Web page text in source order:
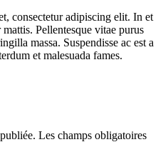
consectetur adipiscing elit. In et
Pellentesque vitae purus
massa. Suspendisse ac est a
et malesuada fames.
Les champs obligatoires